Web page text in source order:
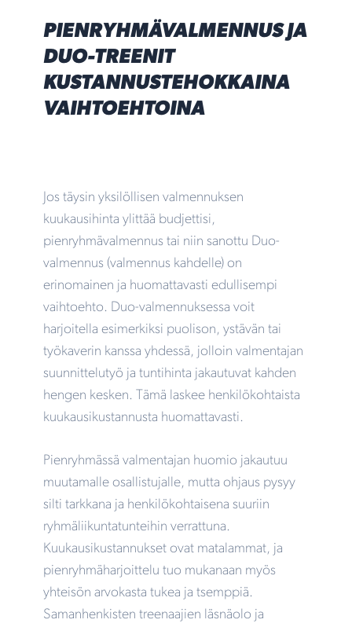
PIENRYHMÄVALMENNUS JA
DUO-TREENIT
KUSTANNUSTEHOKKAINA
VAIHTOEHTOINA
Jos täysin yksilöllisen valmennuksen
kuukausihinta ylittää budjettisi,
pienryhmävalmennus tai niin sanottu Duo-
valmennus (valmennus kahdelle) on
erinomainen ja huomattavasti edullisempi
vaihtoehto. Duo-valmennuksessa voit
harjoitella esimerkiksi puolison, ystävän tai
työkaverin kanssa yhdessä, jolloin valmentajan
suunnittelutyö ja tuntihinta jakautuvat kahden
hengen kesken. Tämä laskee henkilökohtaista
kuukausikustannusta huomattavasti.
Pienryhmässä valmentajan huomio jakautuu
muutamalle osallistujalle, mutta ohjaus pysyy
silti tarkkana ja henkilökohtaisena suuriin
ryhmäliikuntatunteihin verrattuna.
Kuukausikustannukset ovat matalammat, ja
pienryhmäharjoittelu tuo mukanaan myös
yhteisön arvokasta tukea ja tsemppiä.
Samanhenkisten treenaajien läsnäolo ja